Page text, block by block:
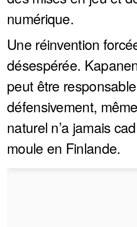
numérique.
Une réinvention
désespérée.
peut être responsable
défensivement,
naturel n’a jamais
moule en Finlande.